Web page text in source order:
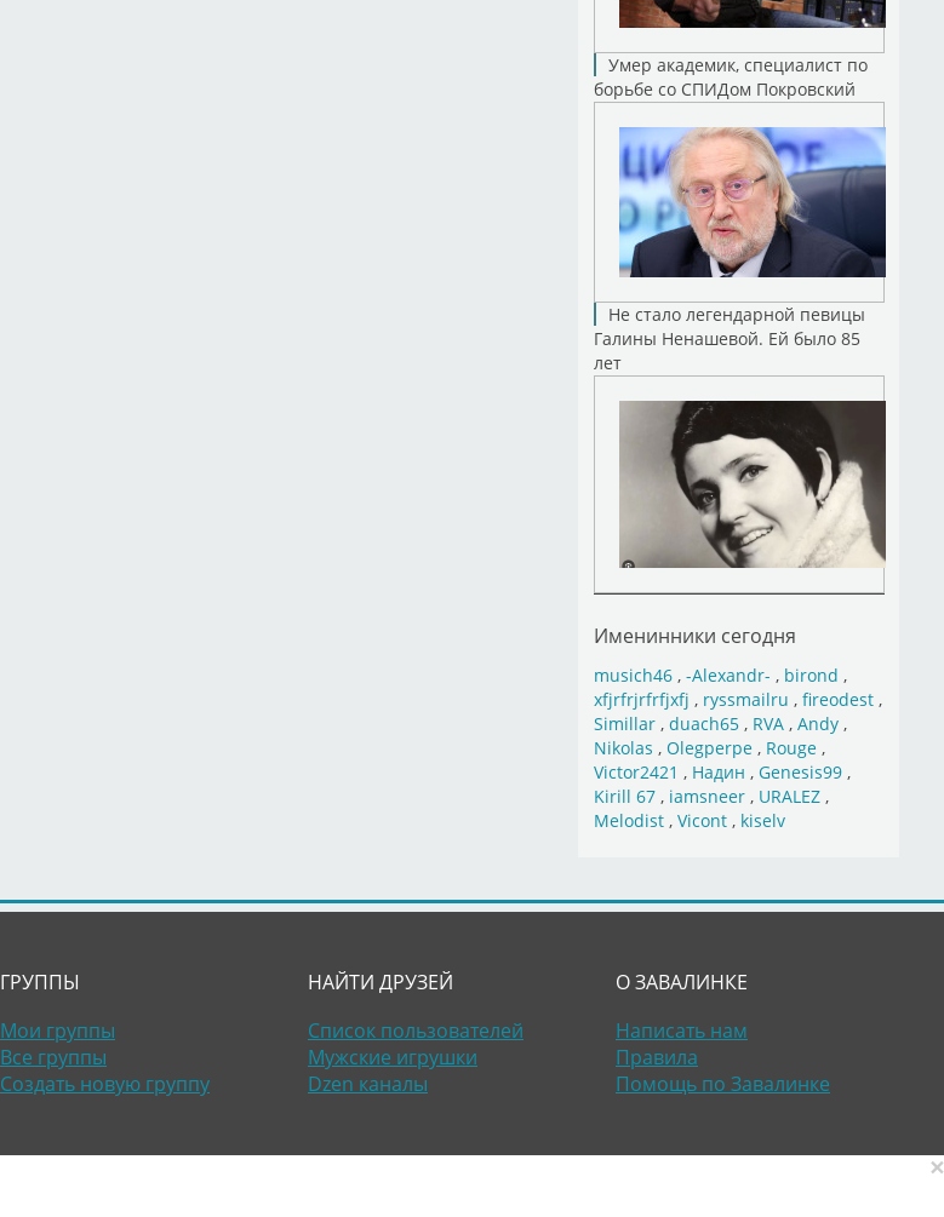
Умер академик, специалист по
борьбе со СПИДом Покровский
Не стало легендарной певицы
Галины Ненашевой. Ей было 85
лет
Именинники сегодня
musich46, -Alexandr- , birond ,
xfjrfrjrfrfjxfj , ryssmailru , fireodest,
Simillar, duach65, RVA, Andy,
Nikolas , Olegperpe, Rouge,
Victor2421 , Надин , Genesis99,
Kirill 67, iamsneer, URALEZ,
Melodist, Vicont, kiselv
ГРУППЫ
Мои группы
Все группы
Создать новую группу
НАЙТИ ДРУЗЕЙ
Список пользователей
Мужские игрушки
Dzen каналы
О ЗАВАЛИНКЕ
Написать нам
Правила
Помощь по Завалинке
×